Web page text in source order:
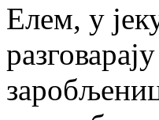
Елем, у